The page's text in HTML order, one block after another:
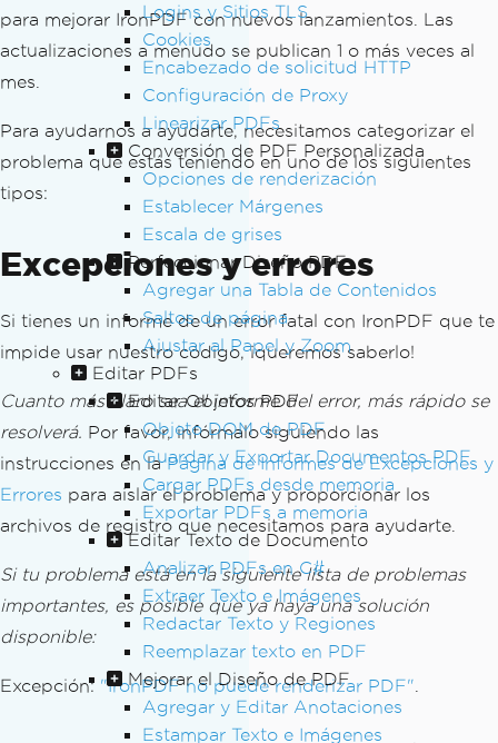
Logins y Sitios TLS
Cookies
Encabezado de solicitud HTTP
Configuración de Proxy
Linearizar PDFs
Conversión de PDF Personalizada
Opciones de renderización
Establecer Márgenes
Escala de grises
Perfeccionar Diseño PDF
Agregar una Tabla de Contenidos
Saltos de página
Ajustar al Papel y Zoom
Editar PDFs
Editar Objetos PDF
Objeto DOM de PDF
Guardar y Exportar Documentos PDF
Cargar PDFs desde memoria
Exportar PDFs a memoria
Editar Texto de Documento
Analizar PDFs en C#
Extraer Texto e Imágenes
Redactar Texto y Regiones
Reemplazar texto en PDF
Mejorar el Diseño de PDF
Agregar y Editar Anotaciones
Estampar Texto e Imágenes
para mejorar IronPDF con nuevos lanzamientos. Las
actualizaciones a menudo se publican 1 o más veces al
mes.
Para ayudarnos a ayudarte, necesitamos categorizar el
problema que estás teniendo en uno de los siguientes
tipos:
Excepciones y errores
Si tienes un informe de un error fatal con IronPDF que te
impide usar nuestro código, ¡queremos saberlo!
Cuanto más claro sea el informe del error, más rápido se
resolverá. Por favor, infórmalo siguiendo las
instrucciones en laPágina de Informes de Excepciones y
Errores para aislar el problema y proporcionar los
archivos de registro que necesitamos para ayudarte.
Si tu problema está en la siguiente lista de problemas
importantes, es posible que ya haya una solución
disponible:
Excepción: "IronPDF no puede renderizar PDF"